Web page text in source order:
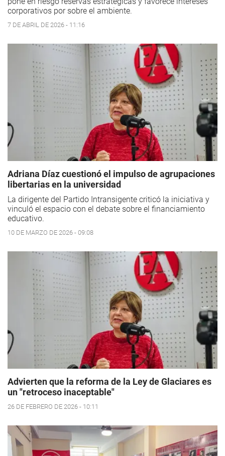
corporativos por sobre el ambiente.
7 DE ABRIL DE 2026 - 11:16
Adriana Díaz cuestionó el impulso de agrupaciones
libertarias en la universidad
La dirigente del Partido Intransigente criticó la iniciativa y
vinculó el espacio con el debate sobre el financiamiento
educativo.
10 DE MARZO DE 2026 - 09:08
Advierten que la reforma de la Ley de Glaciares es
un "retroceso inaceptable"
26 DE FEBRERO DE 2026 - 10:11